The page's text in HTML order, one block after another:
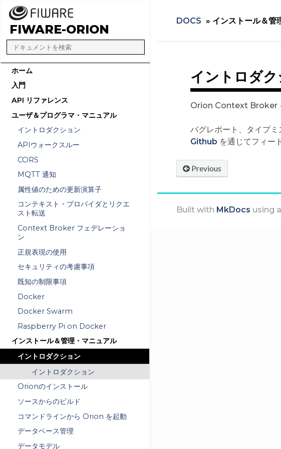
FIWARE-ORION
ホーム
入門
API リファレンス
ユーザ＆プログラマ・マニュアル
イントロダクション
APIウォークスルー
CORS
MQTT 通知
属性値のための更新演算子
コンテキスト・プロバイダとリクエ
スト転送
Context Broker フェデレーショ
ン
正規表現の使用
セキュリティの考慮事項
既知の制限事項
Docker
Docker Swarm
Raspberry Pi on Docker
インストール＆管理・マニュアル
イントロダクション
イントロダクション
Orionのインストール
ソースからのビルド
コマンドラインから Orion を起動
データベース管理
データモデル
DOCS » インストール＆管
イントロダク
Orion Context Broker
バグレポート、タイプ
Github を通じてフィー
Previous
Built with MkDocs using a